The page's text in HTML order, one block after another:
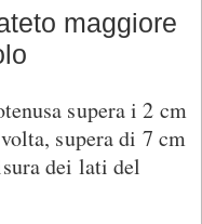
maggiore
supera i 2 cm
supera di 7 cm
dei lati del